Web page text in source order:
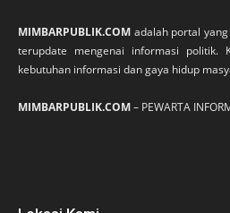
MIMBARPUBLIK.COM adalah portal
terupdate mengenai informasi politik.
kebutuhan informasi dan gaya hidup
MIMBARPUBLIK.COM– PEWARTA